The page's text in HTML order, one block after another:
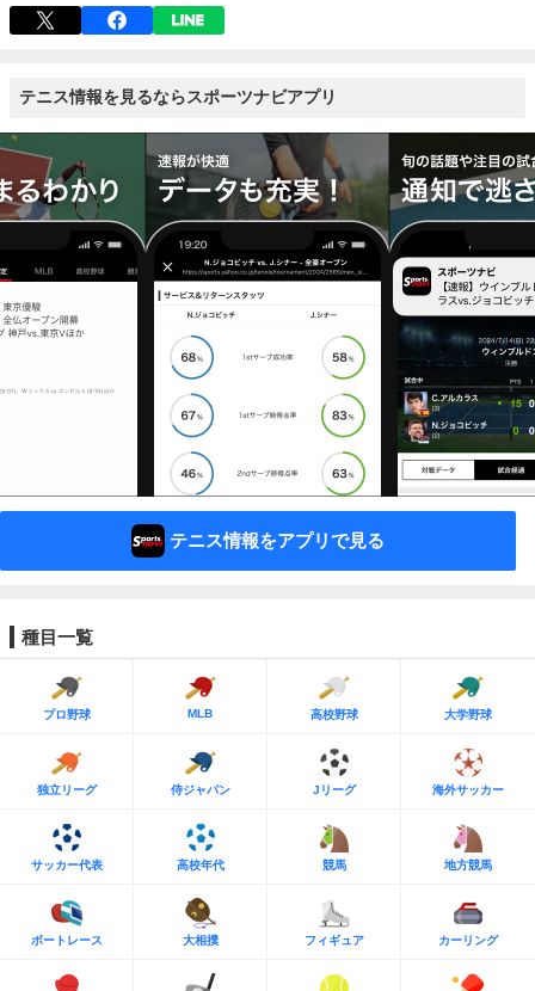
テニス情報を見るならスポーツナビアプリ
テニス情報をアプリで見る
種目一覧
プロ野球 MLB 高校野球 大学野球
独立リーグ 侍ジャパン Jリーグ 海外サッカー
サッカー代表 高校年代 競馬 地方競馬
ボートレース 大相撲 フィギュア カーリング